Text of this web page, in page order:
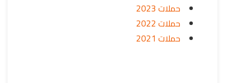
حملات 2023
حملات 2022
حملات 2021